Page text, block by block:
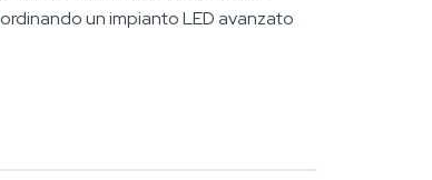
un impianto LED avanzato